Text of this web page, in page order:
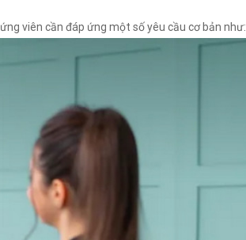
viên cần đáp ứng một số yêu cầu cơ bản như: